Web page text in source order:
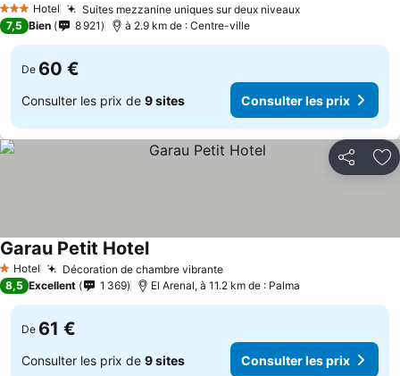
3 ÉtoilesHotel Suites mezzanine uniques sur deux niveaux
7,5 Bien 8 921 à 2.9 km de : Centre-ville
De 60 €
Consulter les prix de 9 sites Consulter les prix
Partager
1 Étoiles
Hotel Décoration de chambre vibrante
Garau Petit Hotel
8,5 Excellent 1 369 El Arenal, à 11.2 km de : Palma
De 61 €
Consulter les prix de 9 sites Consulter les prix